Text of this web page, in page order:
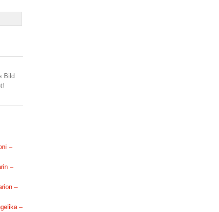
Bild
–
–
–
–